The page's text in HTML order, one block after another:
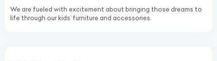
We are fueled with excitement about bringing those dreams to
life through our kids’ furniture and accessories.